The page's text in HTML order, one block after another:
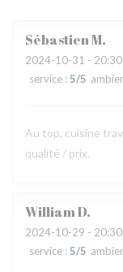
SébastienM
2024-10-31 -
service : 5/5
Au top, cuisine
qualité / prix.
WilliamD
2024-10-29 -
service : 5/5